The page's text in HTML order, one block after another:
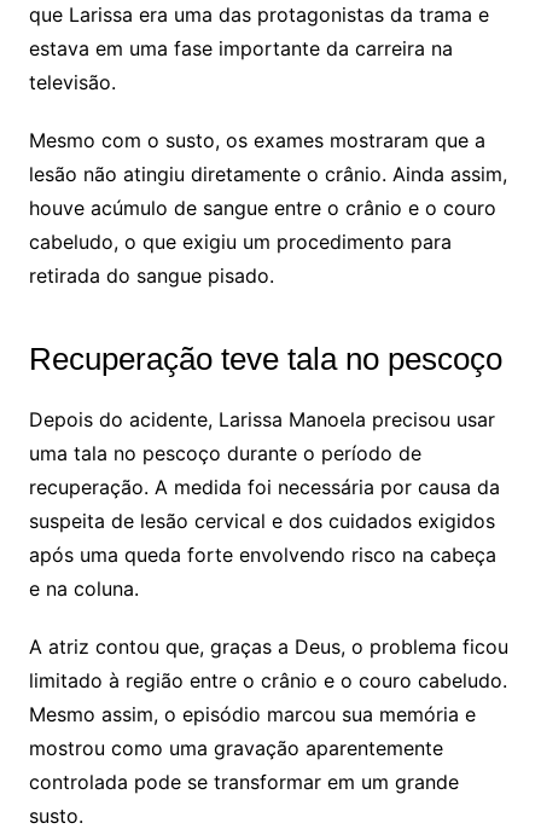
que Larissa era uma das protagonistas da trama e
estava em uma fase importante da carreira na
televisão.
Mesmo com o susto, os exames mostraram que a
lesão não atingiu diretamente o crânio. Ainda assim,
houve acúmulo de sangue entre o crânio e o couro
cabeludo, o que exigiu um procedimento para
retirada do sangue pisado.
Recuperação teve tala no pescoço
Depois do acidente, Larissa Manoela precisou usar
uma tala no pescoço durante o período de
recuperação. A medida foi necessária por causa da
suspeita de lesão cervical e dos cuidados exigidos
após uma queda forte envolvendo risco na cabeça
e na coluna.
A atriz contou que, graças a Deus, o problema ficou
limitado à região entre o crânio e o couro cabeludo.
Mesmo assim, o episódio marcou sua memória e
mostrou como uma gravação aparentemente
controlada pode se transformar em um grande
susto.